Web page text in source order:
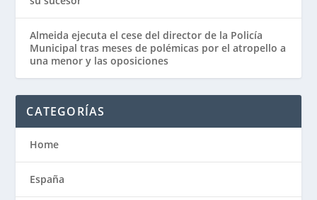
Almeida ejecuta el cese del director de la Policía
Municipal tras meses de polémicas por el atropello a
una menor y las oposiciones
CATEGORÍAS
Home
España